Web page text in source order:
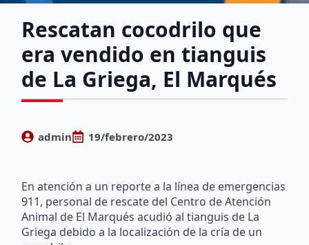
Rescatan cocodrilo que
era vendido en tianguis
de La Griega, El Marqués
admin 19/febrero/2023
En atención a un reporte a la línea de emergencias
911, personal de rescate del Centro de Atención
Animal de El Marqués acudió al tianguis de La
Griega debido a la localización de la cría de un